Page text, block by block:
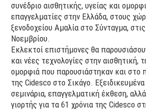
συνέδριο αισθητικής, υγείας και
επαγγελματίες στην Ελλάδα, στους
ξενοδοχείου Αμαλία στο Σύνταγμα,
Νοεμβρίου.
Εκλεκτοί επιστήμονες θα
και νέες τεχνολογίες στην αισθητική,
ομορφιά που παρουσιάστηκαν και στο
της Cidesco στο Σικάγο.
σεμινάρια, επαγγελματική έκθεση,
γιορτής για τα 61 χρόνια της Cidesco